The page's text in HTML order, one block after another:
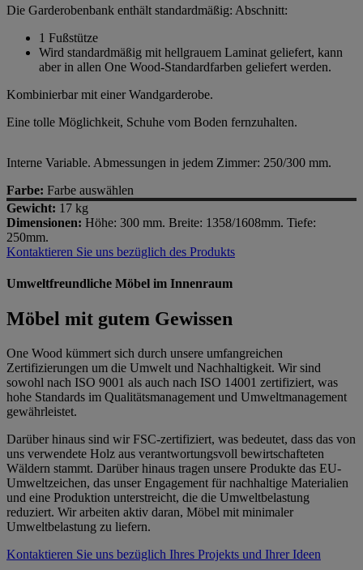
Die Garderobenbank enthält standardmäßig: Abschnitt:
1 Fußstütze
Wird standardmäßig mit hellgrauem Laminat geliefert, kann
aber in allen One Wood-Standardfarben geliefert werden.
Kombinierbar mit einer Wandgarderobe.
Eine tolle Möglichkeit, Schuhe vom Boden fernzuhalten.
Interne Variable. Abmessungen in jedem Zimmer: 250/300 mm.
Farbe: Farbe auswählen
Gewicht: 17 kg
Dimensionen: Höhe: 300 mm. Breite: 1358/1608mm. Tiefe:
250mm.
Kontaktieren Sie uns bezüglich des Produkts
Umweltfreundliche Möbel im Innenraum
Möbel mit gutem Gewissen
One Wood kümmert sich durch unsere umfangreichen
Zertifizierungen um die Umwelt und Nachhaltigkeit. Wir sind
sowohl nach ISO 9001 als auch nach ISO 14001 zertifiziert, was
hohe Standards im Qualitätsmanagement und Umweltmanagement
gewährleistet.
Darüber hinaus sind wir FSC-zertifiziert, was bedeutet, dass das von
uns verwendete Holz aus verantwortungsvoll bewirtschafteten
Wäldern stammt. Darüber hinaus tragen unsere Produkte das EU-
Umweltzeichen, das unser Engagement für nachhaltige Materialien
und eine Produktion unterstreicht, die die Umweltbelastung
reduziert. Wir arbeiten aktiv daran, Möbel mit minimaler
Umweltbelastung zu liefern.
Kontaktieren Sie uns bezüglich Ihres Projekts und Ihrer Ideen